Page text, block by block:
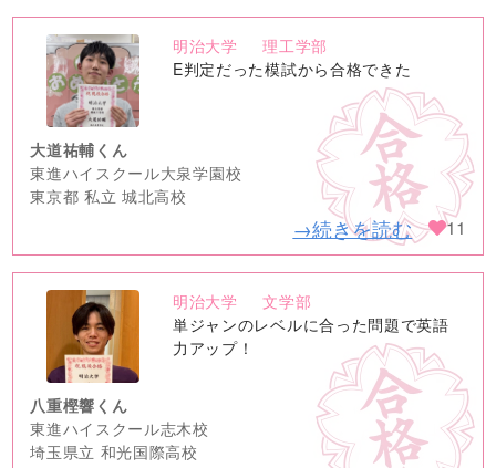
no
image
明治大学
理工学部
E判定だった模試から合格できた
大道祐輔くん
東進ハイスクール大泉学園校
東京都 私立 城北高校
→続きを読む 11
no
image
明治大学
文学部
単ジャンのレベルに合った問題で英語
力アップ！
八重樫響くん
東進ハイスクール志木校
埼玉県立 和光国際高校